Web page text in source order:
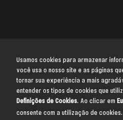
Usamos cookies para armazenar
você usa o nosso site e as páginas
tornar sua experiência a mais
entender os tipos de cookies que
Definições de Cookies. Ao clicar em
consente com a utilização de cookies.
Voltar para